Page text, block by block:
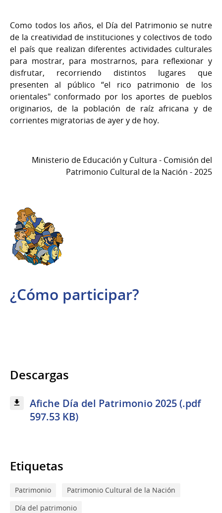
Como todos los años, el Día del Patrimonio se nutre
de la creatividad de instituciones y colectivos de todo
el país que realizan diferentes actividades culturales
para mostrar, para mostrarnos, para reflexionar y
disfrutar, recorriendo distintos lugares que
presenten al público “el rico patrimonio de los
orientales" conformado por los aportes de pueblos
originarios, de la población de raíz africana y de
corrientes migratorias de ayer y de hoy.
Ministerio de Educación y Cultura - Comisión del
Patrimonio Cultural de la Nación - 2025
¿Cómo participar?
Descargas
Afiche Día del Patrimonio 2025 (.pdf
597.53 KB)
Etiquetas
Patrimonio
Patrimonio Cultural de la Nación
Día del patrimonio